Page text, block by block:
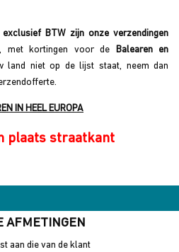
BTW zijn onze verzendingen
, met kortingen voor de Balearen en
land niet op de lijst staat, neem dan
IN HEEL EUROPA
plaats straatkant
AFMETINGEN
aan die van de klant